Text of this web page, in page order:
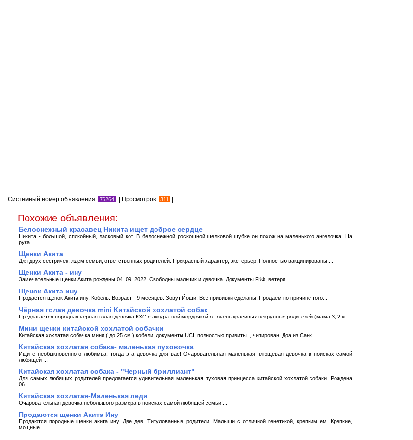
Системный номер объявления: 76264 | Просмотров: 311
Похожие объявления:
Белоснежный красавец Никита ищет доброе сердце
Hикитa - большой, спокойный, ласковый кот. В белоснежной роскошной шелковой шубке он похож на маленького ангелочка. Нa
рукa...
Щенки Акита
Для двух сестричек, ждём семьи, ответственных родителей. Прекрасный характер, экстерьер. Полностью вакцинированы....
Щенки Акита - ину
Замечательные щенки Акита рождены 04. 09. 2022. Свободны мальчик и девочка. Документы РКФ, ветери...
Щенок Акита ину
Продаётся щенок Акита ину. Кобель. Возраст - 9 месяцев. Зовут Йоши. Все прививки сделаны. Продаём по причине того...
Чёрная голая девочка mini Китайской хохлатой собак
Предлагается породная чёрная голая девочка КХС с аккуратной мордочкой от очень красивых некрупных родителей (мама 3, 2 кг ...
Мини щенки китайской хохлатой собачки
Китайская xоxлатая собачка мини ( до 25 см ) кобели, документы UCI, полностью привиты. , чипирован. Доа из Санк...
Китайская хохлатая собака- маленькая пуховочка
Ищите необыкновенного любимца, тогда эта девочка для вас! Очаровательная маленькая плющевая девочка в поисках самой
любящей ...
Китайская хохлатая собака - "Черный бриллиант"
Для самых любящих родителей предлагается удивительная маленькая пуховая принцесса китайской хохлатой собаки. Рождена
06...
Китайская хохлатая-Маленькая леди
Очаровательная девочка небольшого размера в поисках самой любящей семьи!...
Продаются щенки Акита Ину
Продаются породные щенки акита ину. Две дев. Титулованные родители. Малыши с отличной генетикой, крепким ем. Крепкие,
мощные ...